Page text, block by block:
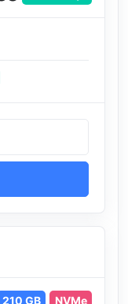
210 GB NVMe